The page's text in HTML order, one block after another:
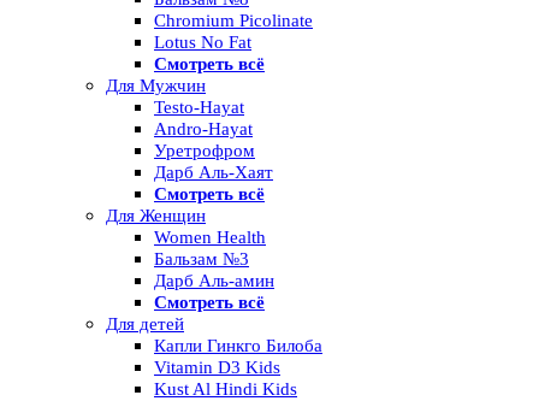
Chromium Picolinate
Lotus No Fat
Смотреть всё
Для Мужчин
Testo-Hayat
Andro-Hayat
Уретрофром
Дарб Аль-Хаят
Смотреть всё
Для Женщин
Women Health
Бальзам №3
Дарб Аль-амин
Смотреть всё
Для детей
Капли Гинкго Билоба
Vitamin D3 Kids
Kust Al Hindi Kids